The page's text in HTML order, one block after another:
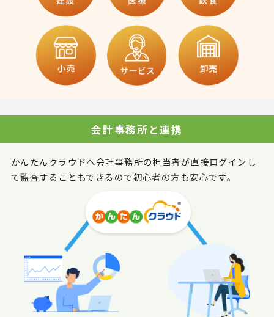
会計事務所と連携
かんたんクラウドへ会計事務所の担当者が直接ログインし
て監査することもできるので初心者の方も安心です。